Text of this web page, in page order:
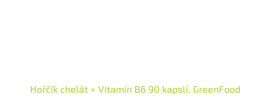
Hořčík chelát + Vitamín B6 90 kapslí, GreenFood